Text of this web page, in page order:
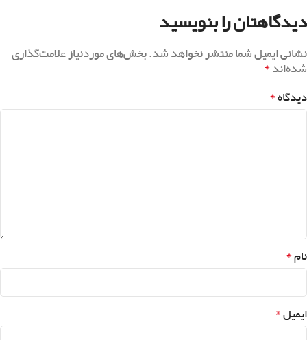
دیدگاهتان را بنویسید
نشانی ایمیل شما منتشر نخواهد شد.بخش‌های موردنیاز علامت‌گذاری
شده‌اند*
دیدگاه*
نام*
ایمیل*